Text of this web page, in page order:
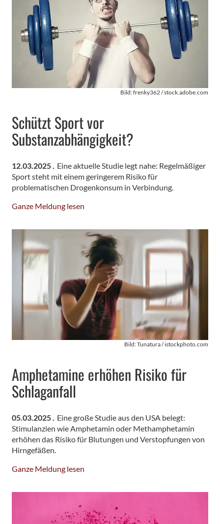
Bild: frenky362 / stock.adobe.com
Schützt Sport vor
Substanzabhängigkeit?
12.03.2025 . Eine aktuelle Studie legt nahe: Regelmäßiger
Sport steht mit einem geringerem Risiko für
problematischen Drogenkonsum in Verbindung.
Ganze Meldung lesen
Bild: Tunatura / istockphoto.com
Amphetamine erhöhen Risiko für
Schlaganfall
05.03.2025 . Eine große Studie aus den USA belegt:
Stimulanzien wie Amphetamin oder Methamphetamin
erhöhen das Risiko für Blutungen und Verstopfungen von
Hirngefäßen.
Ganze Meldung lesen